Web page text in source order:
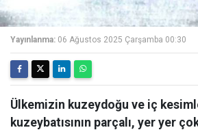
Yayınlanma: 06 Ağustos 2025 Çarşamba 00:30
Ülkemizin kuzeydoğu ve iç
kuzeybatısının parçalı, yer yer